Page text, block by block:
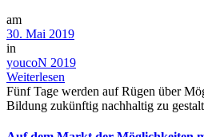
am
30. Mai 2019
in
youcoN 2019
Weiterlesen
Fünf Tage werden auf Rügen über
Bildung zukünftig nachhaltig zu